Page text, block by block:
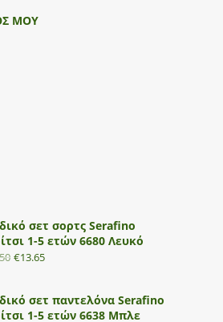
ΜΟΥ
σετ σορτς Serafino
1-5 ετών 6680 Λευκό
€13.65
σετ παντελόνα Serafino
1-5 ετών 6638 Μπλε